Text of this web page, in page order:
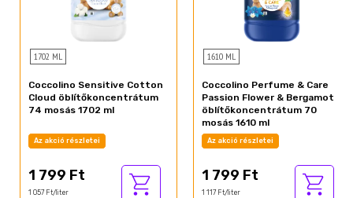
1702 ML
Coccolino Sensitive Cotton
Cloud öblítőkoncentrátum
74 mosás 1702 ml
Az akció részletei
1 799 Ft
1 057 Ft/liter
1610 ML
Coccolino Perfume & Care
Passion Flower & Bergamot
öblítőkoncentrátum 70
mosás 1610 ml
Az akció részletei
1 799 Ft
1 117 Ft/liter